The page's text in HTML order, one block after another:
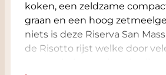
koken, een zeldzame
graan en een hoog
niets is deze Riserva San
de Risotto rijst welke door